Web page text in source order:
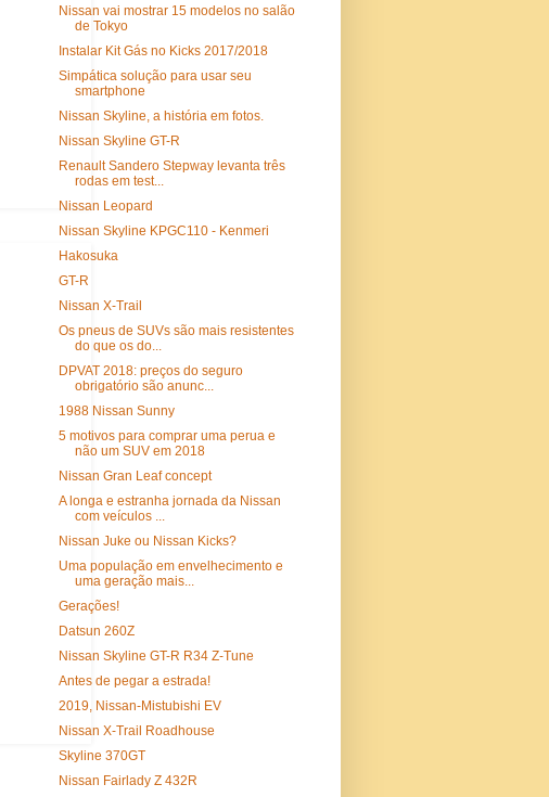
Nissan vai mostrar 15 modelos no salão
de Tokyo
Instalar Kit Gás no Kicks 2017/2018
Simpática solução para usar seu
smartphone
Nissan Skyline, a história em fotos.
Nissan Skyline GT-R
Renault Sandero Stepway levanta três
rodas em test...
Nissan Leopard
Nissan Skyline KPGC110 - Kenmeri
Hakosuka
GT-R
Nissan X-Trail
Os pneus de SUVs são mais resistentes
do que os do...
DPVAT 2018: preços do seguro
obrigatório são anunc...
1988 Nissan Sunny
5 motivos para comprar uma perua e
não um SUV em 2018
Nissan Gran Leaf concept
A longa e estranha jornada da Nissan
com veículos ...
Nissan Juke ou Nissan Kicks?
Uma população em envelhecimento e
uma geração mais...
Gerações!
Datsun 260Z
Nissan Skyline GT-R R34 Z-Tune
Antes de pegar a estrada!
2019, Nissan-Mistubishi EV
Nissan X-Trail Roadhouse
Skyline 370GT
Nissan Fairlady Z 432R